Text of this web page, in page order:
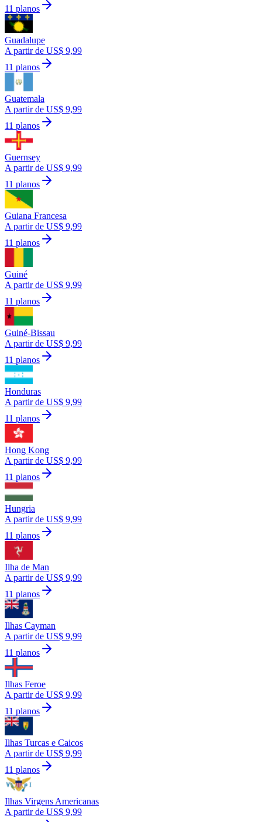
11 planos
Guadalupe
A partir de US$ 9,99
11 planos
Guatemala
A partir de US$ 9,99
11 planos
Guernsey
A partir de US$ 9,99
11 planos
Guiana Francesa
A partir de US$ 9,99
11 planos
Guiné
A partir de US$ 9,99
11 planos
Guiné-Bissau
A partir de US$ 9,99
11 planos
Honduras
A partir de US$ 9,99
11 planos
Hong Kong
A partir de US$ 9,99
11 planos
Hungria
A partir de US$ 9,99
11 planos
Ilha de Man
A partir de US$ 9,99
11 planos
Ilhas Cayman
A partir de US$ 9,99
11 planos
Ilhas Feroe
A partir de US$ 9,99
11 planos
Ilhas Turcas e Caicos
A partir de US$ 9,99
11 planos
Ilhas Virgens Americanas
A partir de US$ 9,99